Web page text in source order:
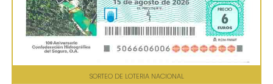
SORTEO DE LOTERIA NACIONAL